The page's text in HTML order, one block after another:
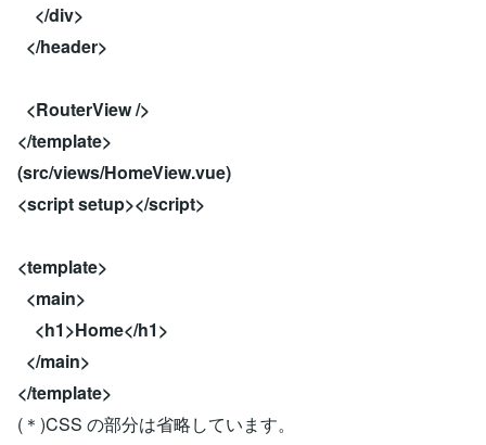
</div>
</header>
<RouterView />
</template>
(src/views/HomeView.vue)
<script setup></script>
<template>
<main>
<h1>Home</h1>
</main>
</template>
(＊)CSS の部分は省略しています。